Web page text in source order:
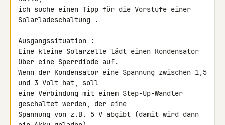
ich suche einen Tipp für die Vorstufe einer
Solarladeschaltung .
Ausgangssituation :
Eine kleine Solarzelle lädt einen Kondensator
über eine Sperrdiode auf.
Wenn der Kondensator eine Spannung zwischen 1,5
und 3 Volt hat, soll
eine Verbindung mit einem Step-Up-Wandler
geschaltet werden, der eine
Spannung von z.B. 5 V abgibt (damit wird dann